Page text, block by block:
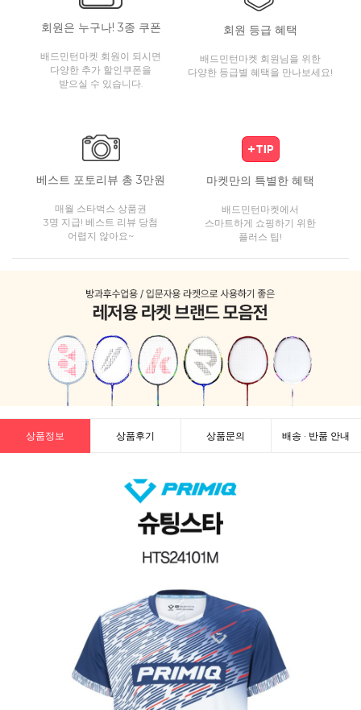
회원은 누구나! 3종 쿠폰
배드민턴마켓 회원이 되시면
다양한 추가 할인쿠폰을
받으실 수 있습니다.
회원 등급 혜택
배드민턴마켓 회원님을 위한
다양한 등급별 혜택을 만나보세요!
베스트 포토리뷰 총 3만원
매월 스타벅스 상품권
3명 지급! 베스트 리뷰 당첨
어렵지 않아요~
마켓만의 특별한 혜택
배드민턴마켓에서
스마트하게 쇼핑하기 위한
플러스 팁!
상품정보 상품후기 상품문의 배송 · 반품 안내